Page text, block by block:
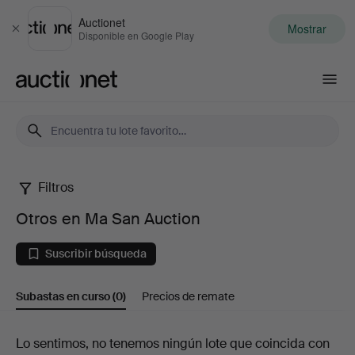
Cerrar
Auctionet
Disponible en Google Play Mostrar
Otros
en
Ma
San
Filtros
Otros en Ma San Auction
Suscribir búsqueda
Subastas en curso(0) Precios de remate
Subastas
Lo sentimos, no tenemos ningún lote que coincida con